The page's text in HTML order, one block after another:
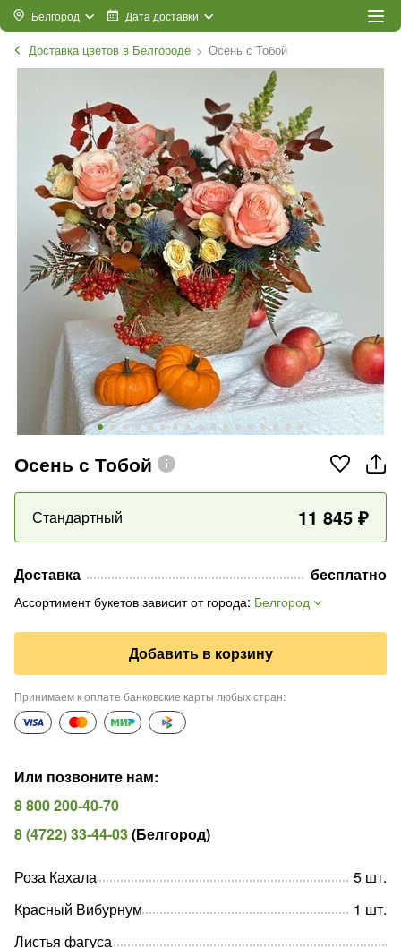
Белгород Дата доставки
Доставка цветов в Белгороде Осень с Тобой
Осень с Тобой
Стандартный 11 845 ₽
Доставка бесплатно
Ассортимент букетов зависит от города: Белгород
Добавить в корзину
Принимаем к оплате банковские карты любых стран:
Или позвоните нам:
8 800 200-40-70
8 (4722) 33-44-03(Белгород)
Роза Кахала 5 шт.
Красный Вибурнум
1 шт.
Листья фагуса